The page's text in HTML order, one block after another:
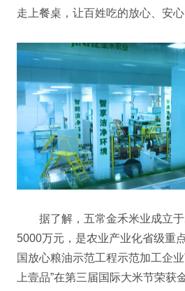
走上餐桌，让百姓吃的放心、安心
据了解，五常金禾米业成立于
5000万元，是农业产业化省级重
国放心粮油示范工程示范加工企
上壹品”在第三届国际大米节荣获